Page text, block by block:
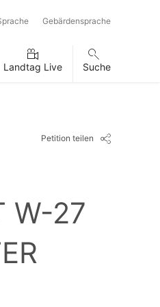
Gebärdensprache
Landtag Live Suche
Petition teilen
W-27